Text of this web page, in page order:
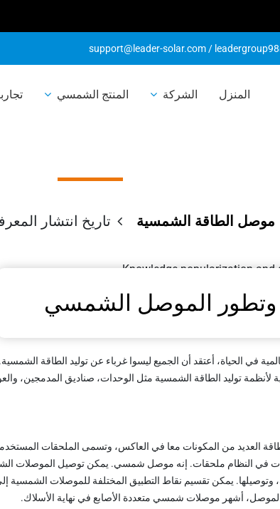
support@leader-solar.com /
المنزل الشركة المنتج الشمسي
موصل الطاقة الشمسية تاريخ انتشار
وتطور الموصل الشمسي
في الحياة، أعتقد أن الجميع ليسوا غرباء عن توليد الطاقة الشمسية.
توليد الطاقة الشمسية مثل الوحدات، صناديق المدمجين،
العديد من المكونات معا في العاكس، وتسمى الملحقات
في النظام ملحقات. إنه موصل شمسي. يمكن توصيل الموصلات
وتوصيلها. يمكن تقسيم نقاط التطبيق المختلفة للموصلات الشمسية
أشهر موصلات شمسي متعددة الأصابع في نهاية الأسلاك.